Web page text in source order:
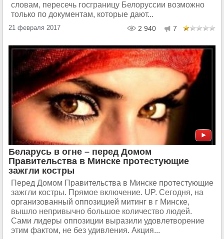
словам, пересечь госграницу Белоруссии возможно
только по документам, которые дают...
21 февраля 2017 2 940 7
Беларусь в огне – перед Домом
Правительства в Минске протестующие
зажгли костры
Перед Домом Правительства в Минске протестующие
зажгли костры. Прямое включение. UP. Сегодня, на
организованный оппозицией митинг в г Минске,
вышло непривычно большое количество людей.
Сами лидеры оппозиции выразили удовлетворение
этим фактом, не без удивления. Акция...